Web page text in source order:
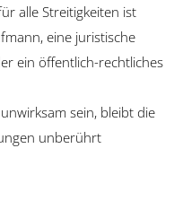
alle Streitigkeiten ist
eine juristische
ein öffentlich-rechtliches
sein, bleibt die
unberührt